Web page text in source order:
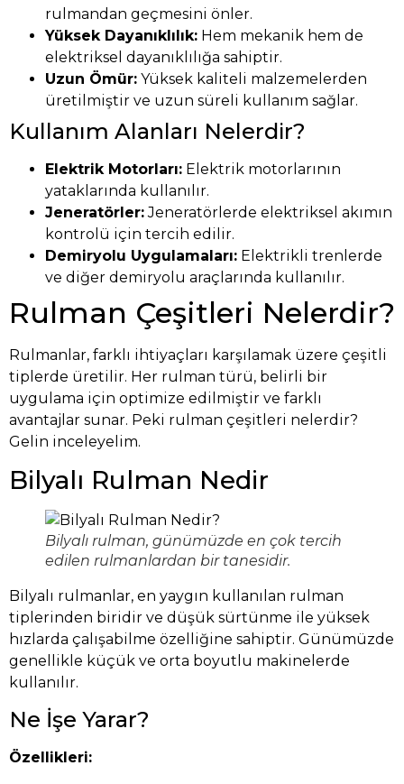
rulmandan geçmesini önler.
Yüksek Dayanıklılık: Hem mekanik hem de
elektriksel dayanıklılığa sahiptir.
Uzun Ömür: Yüksek kaliteli malzemelerden
üretilmiştir ve uzun süreli kullanım sağlar.
Kullanım Alanları Nelerdir?
Elektrik Motorları: Elektrik motorlarının
yataklarında kullanılır.
Jeneratörler:Jeneratörlerde elektriksel akımın
kontrolü için tercih edilir.
Demiryolu Uygulamaları: Elektrikli trenlerde
ve diğer demiryolu araçlarında kullanılır.
Rulman Çeşitleri Nelerdir?
Rulmanlar, farklı ihtiyaçları karşılamak üzere çeşitli
tiplerde üretilir. Her rulman türü, belirli bir
uygulama için optimize edilmiştir ve farklı
avantajlar sunar. Peki rulman çeşitleri nelerdir?
Gelin inceleyelim.
Bilyalı Rulman Nedir
Bilyalı rulman, günümüzde en çok tercih
edilen rulmanlardan bir tanesidir.
Bilyalı rulmanlar, en yaygın kullanılan rulman
tiplerinden biridir ve düşük sürtünme ile yüksek
hızlarda çalışabilme özelliğine sahiptir. Günümüzde
genellikle küçük ve orta boyutlu makinelerde
kullanılır.
Ne İşe Yarar?
Özellikleri: